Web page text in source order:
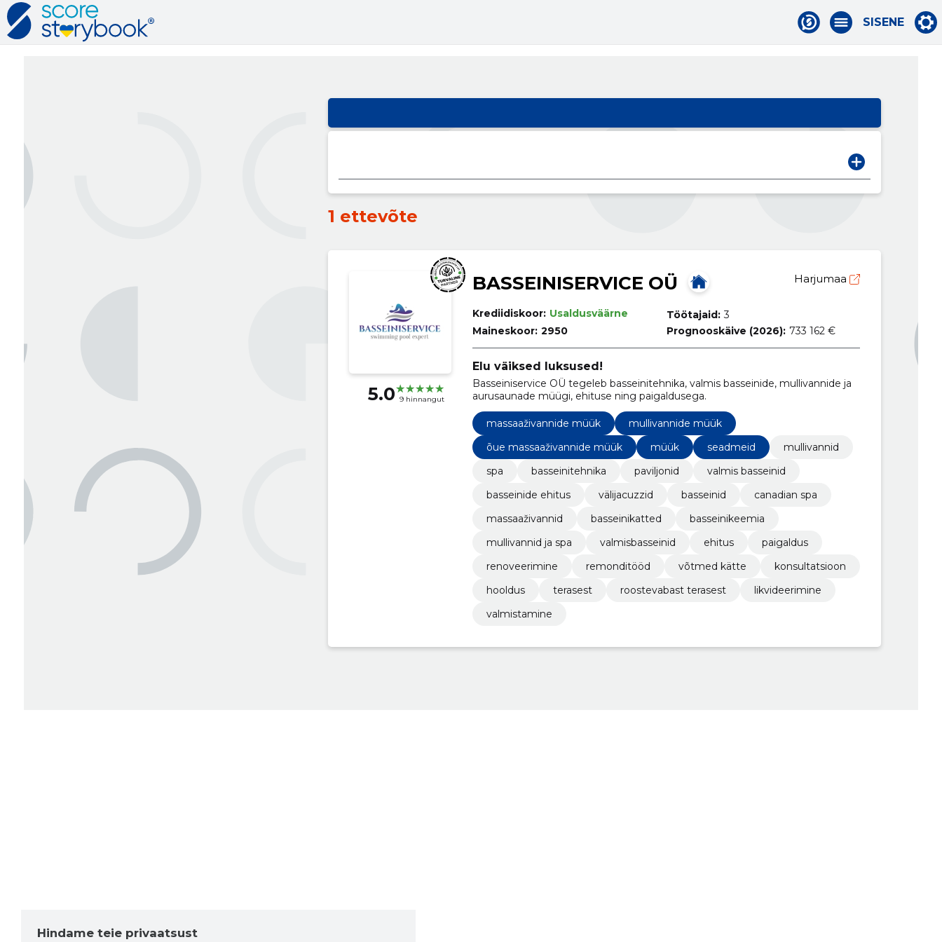
SISENE
1 ettevõte
5.0 9 hinnangut
BASSEINISERVICE OÜ Harjumaa
Krediidiskoor: Usaldusväärne
Maineskoor: 2950
Töötajaid: 3
Prognooskäive (2026): 733 162 €
Elu väiksed luksused!
Basseiniservice OÜ tegeleb basseinitehnika, valmis basseinide, mullivannide ja
aurusaunade müügi, ehituse ning paigaldusega.
massaaživannide müük
mullivannide müük
õue massaaživannide müük
müük seadmeid
mullivannid
spa
basseinitehnika paviljonid
valmis basseinid
basseinide ehitus
välijacuzzid basseinid
canadian spa
massaaživannid
basseinikatted
basseinikeemia
mullivannid ja spa
valmisbasseinid ehitus
paigaldus
renoveerimine
remonditööd võtmed kätte
konsultatsioon
hooldus
terasest roostevabast terasest
likvideerimine
valmistamine
Hindame teie privaatsust